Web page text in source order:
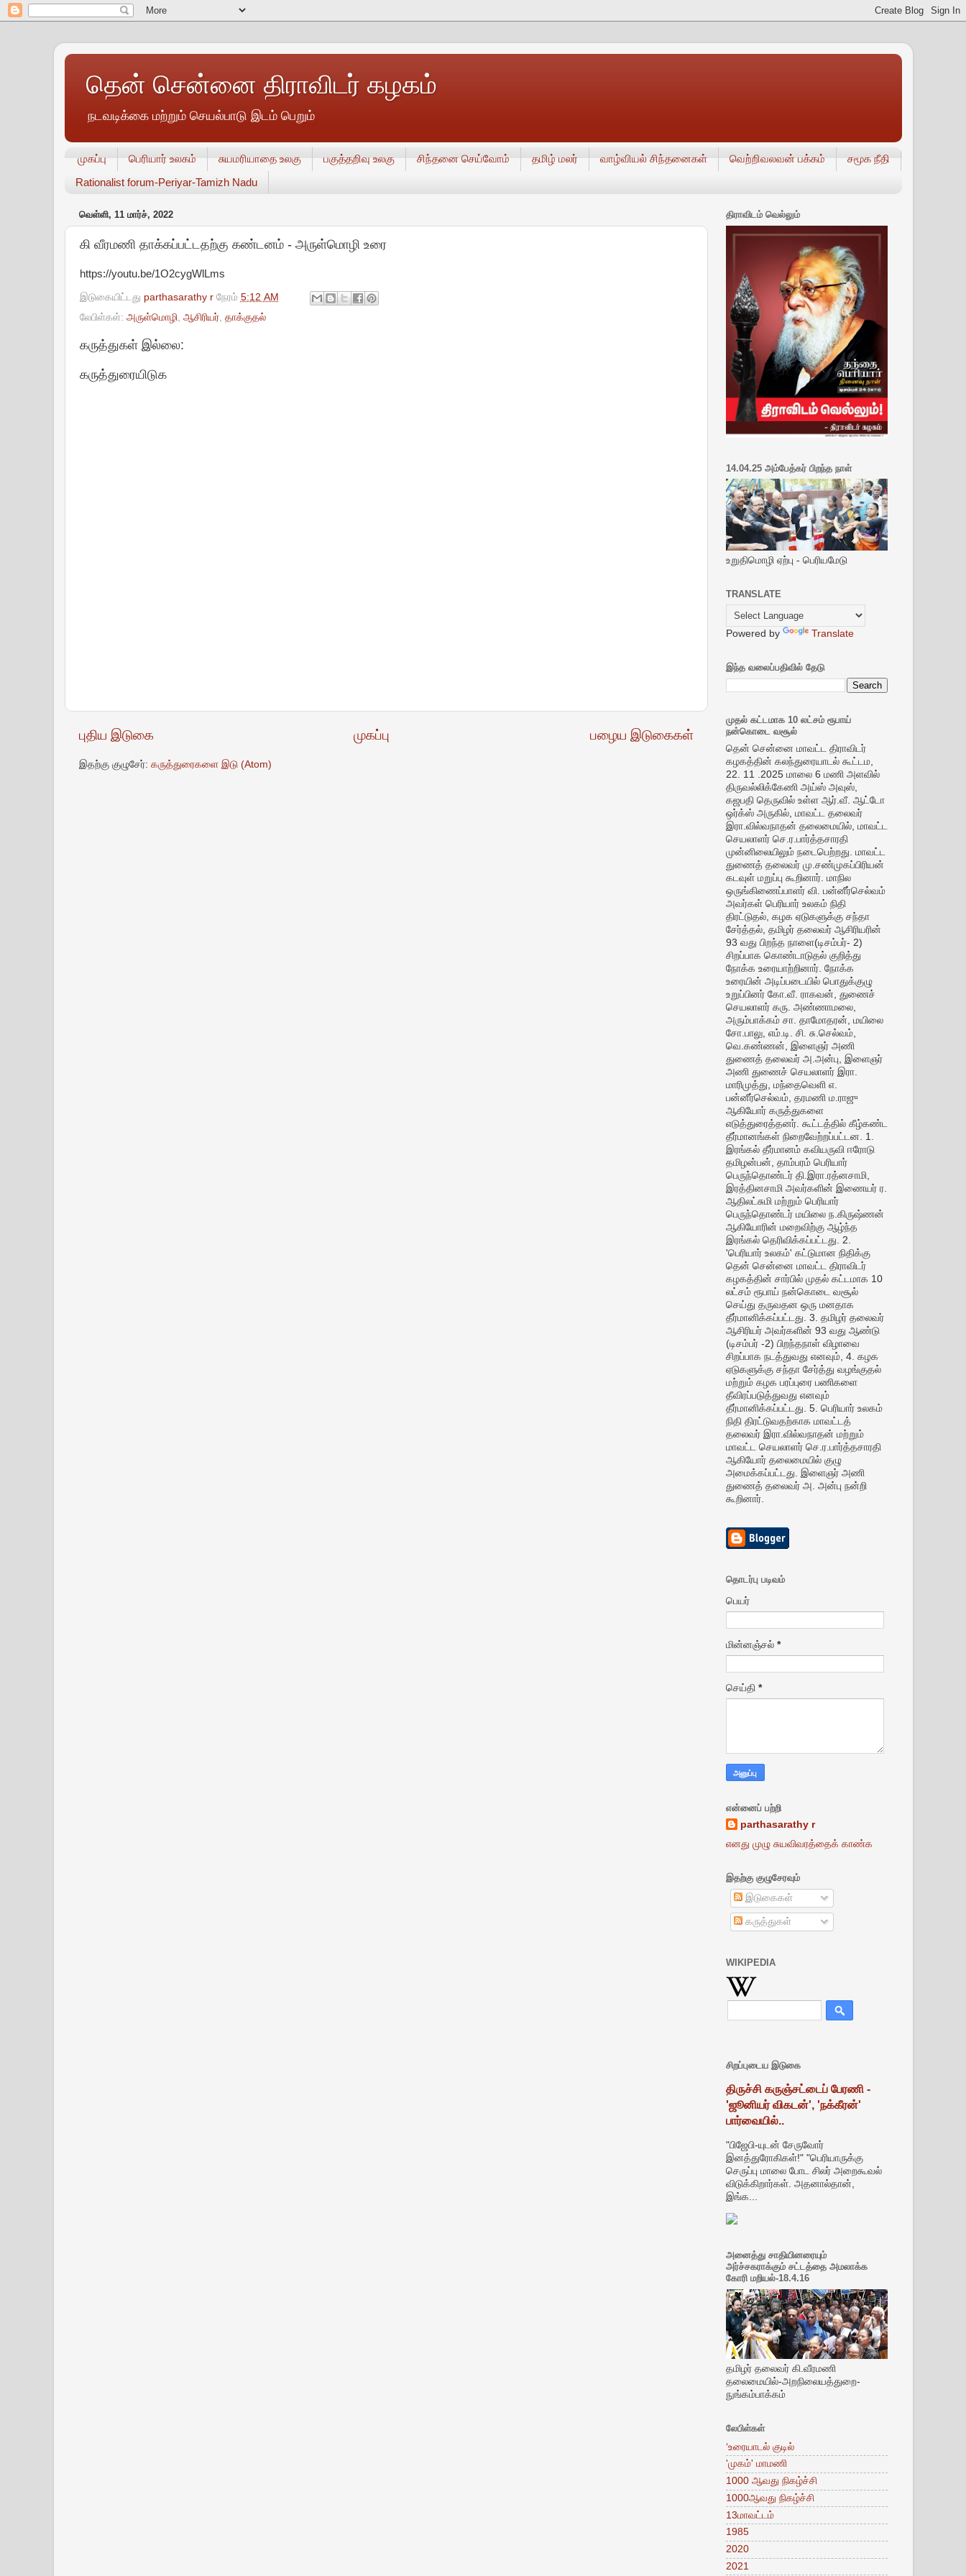
தென் சென்னை திராவிடர் கழகம்
நடவடிக்கை மற்றும் செயல்பாடு இடம் பெறும்
முகப்பு பெரியார் உலகம் சுயமரியாதை உலகு பகுத்தறிவு உலகு சிந்தனை செய்வோம் தமிழ் மலர் வாழ்வியல் சிந்தனைகள் வெற்றிவலவன் பக்கம்
சமூக நீதி
Rationalist forum-Periyar-Tamizh Nadu
வெள்ளி, 11 மார்ச், 2022
கி வீரமணி தாக்கப்பட்டதற்கு கண்டனம் - அருள்மொழி உரை
https://youtu.be/1O2cygWlLms
இடுகையிட்டது parthasarathy r நேரம் 5:12 AM
லேபிள்கள்: அருள்மொழி ஆசிரியர், தாக்குதல்
கருத்துகள் இல்லை:
கருத்துரையிடுக
புதிய இடுகை பழைய இடுகைகள்
முகப்பு
இதற்கு குழுசேர்: கருத்துரைகளை இடு (Atom)
திராவிடம் வெல்லும்
14.04.25 அம்பேத்கர் பிறந்த நாள்
உறுதிமொழி ஏற்பு - பெரியமேடு
TRANSLATE
Powered by Translate
இந்த வலைப்பதிவில் தேடு
முதல் கட்டமாக 10 லட்சம் ரூபாய்
நன்கொடை வசூல்
தென் சென்னை மாவட்ட திராவிடர்
கழகத்தின் கலந்துரையாடல் கூட்டம,
22. 11 .2025 மாலை 6 மணி அளவில்
திருவல்லிக்கேணி அய்ஸ் அவுஸ்,
கஜபதி தெருவில் உள்ள ஆர்.வீ. ஆட்டோ
ஒர்க்ஸ் அருகில், மாவட்ட தலைவர்
இரா.வில்வநாதன் தலைமையில், மாவட்ட
செயலாளர் செ.ர.பார்த்தசாரதி
முன்னிலையிலும் நடைபெற்றது. மாவட்ட
துணைத் தலைவர் மு.சண்முகப்பிரியன்
கடவுள் மறுப்பு கூறினார். மாநில
ஒருங்கிணைப்பாளர் வி. பன்னீர்செல்வம்
அவர்கள் பெரியார் உலகம் நிதி
திரட்டுதல், கழக ஏடுகளுக்கு சந்தா
சேர்த்தல், தமிழர் தலைவர் ஆசிரியரின்
93 வது பிறந்த நாளை(டிசம்பர்- 2)
சிறப்பாக கொண்டாடுதல் குறித்து
நோக்க உரையாற்றினார். நோக்க
உரையின் அடிப்படையில் பொதுக்குழு
உறுப்பினர் கோ.வீ. ராகவன், துணைச்
செயலாளர் கரு. அண்ணாமலை,
அரும்பாக்கம் சா. தாமோதரன், மயிலை
சோ.பாலு, எம்.டி. சி. சு.செல்வம்,
வெ.கண்ணன், இளைஞர் அணி
துணைத் தலைவர் அ.அன்பு, இளைஞர்
அணி துணைச் செயலாளர் இரா.
மாரிமுத்து, மந்தைவெளி எ.
பன்னீர்செல்வம், தரமணி ம.ராஜு
ஆகியோர் கருத்துகளை
எடுத்துரைத்தனர். கூட்டத்தில் கீழ்கண்ட
தீர்மானங்கள் நிறைவேற்றப்பட்டன. 1.
இரங்கல் தீர்மானம் கவியருவி ஈரோடு
தமிழன்பன், தாம்பரம் பெரியார்
பெருந்தொண்டர் தி.இரா.ரத்னசாமி,
இரத்தினசாமி அவர்களின் இணையர் ர.
ஆதிலட்சுமி மற்றும் பெரியார்
பெருந்தொண்டர் மயிலை ந.கிருஷ்ணன்
ஆகியோரின் மறைவிற்கு ஆழ்ந்த
இரங்கல் தெரிவிக்கப்பட்டது. 2.
'பெரியார் உலகம்' கட்டுமான நிதிக்கு
தென் சென்னை மாவட்ட திராவிடர்
கழகத்தின் சார்பில் முதல் கட்டமாக 10
லட்சம் ரூபாய் நன்கொடை வசூல்
செய்து தருவதன ஒரு மனதாக
தீர்மானிக்கப்பட்டது. 3. தமிழர் தலைவர்
ஆசிரியர் அவர்களின் 93 வது ஆண்டு
(டிசம்பர் -2) பிறந்தநாள் விழாவை
சிறப்பாக நடத்துவது எனவும், 4. கழக
ஏடுகளுக்கு சந்தா சேர்த்து வழங்குதல்
மற்றும் கழக பரப்புரை பணிகளை
தீவிரப்படுத்துவது எனவும்
தீர்மானிக்கப்பட்டது. 5. பெரியார் உலகம்
நிதி திரட்டுவதற்காக மாவட்டத்
தலைவர் இரா.வில்வநாதன் மற்றும்
மாவட்ட செயலாளர் செ.ர.பார்த்தசாரதி
ஆகியோர் தலைமையில் குழு
அமைக்கப்பட்டது. இளைஞர் அணி
துணைத் தலைவர் அ. அன்பு நன்றி
கூறினார்.
தொடர்பு படிவம்
பெயர்
மின்னஞ்சல் *
செய்தி *
என்னைப் பற்றி
parthasarathy r
எனது முழு சுயவிவரத்தைக் காண்க
இதற்கு குழுசேரவும்
இடுகைகள்
கருத்துகள்
WIKIPEDIA
சிறப்புடைய இடுகை
திருச்சி கருஞ்சட்டைப் பேரணி -
'ஜூனியர் விகடன்', 'நக்கீரன்'
பார்வையில்..
"பிஜேபி-யுடன் சேருவோர்
இனத்துரோகிகள்!" "பெரியாருக்கு
செருப்பு மாலை போட சிலர் அறைகூவல்
விடுக்கிறார்கள். அதனால்தான்,
இங்க...
அனைத்து சாதியினரையும்
அர்ச்சகராக்கும் சட்டத்தை அமலாக்க
கோரி மறியல்-18.4.16
தமிழர் தலைவர் கி.வீரமணி
தலைமையில்-அறநிலையத்துறை-
நுங்கம்பாக்கம்
லேபிள்கள்
‘உரையாடல் குடில்
'முகம்' மாமணி
1000 ஆவது நிகழ்ச்சி
1000ஆவது நிகழ்ச்சி
13மாவட்டம்
1985
2020
2021